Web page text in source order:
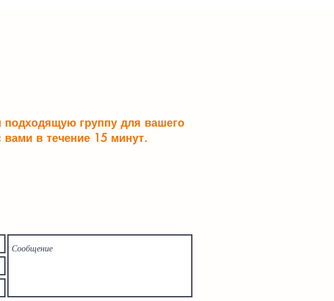
подходящую группу для вашего
в течение 15 минут.